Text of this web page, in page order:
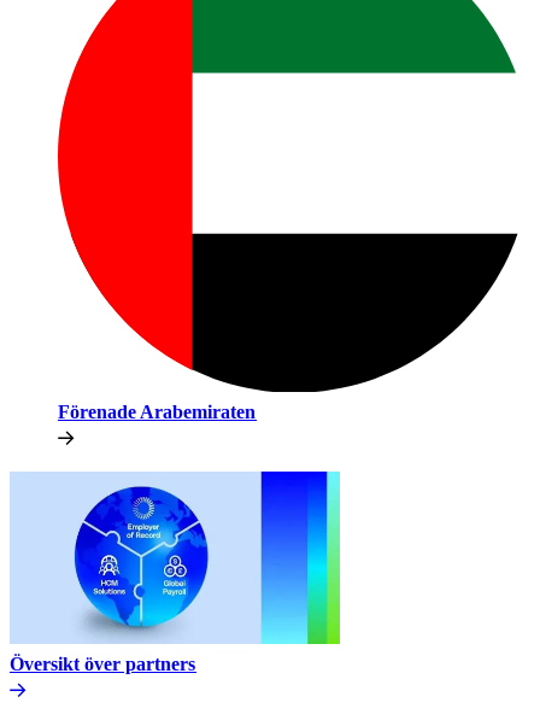
Förenade Arabemiraten​​
Översikt över partners​​